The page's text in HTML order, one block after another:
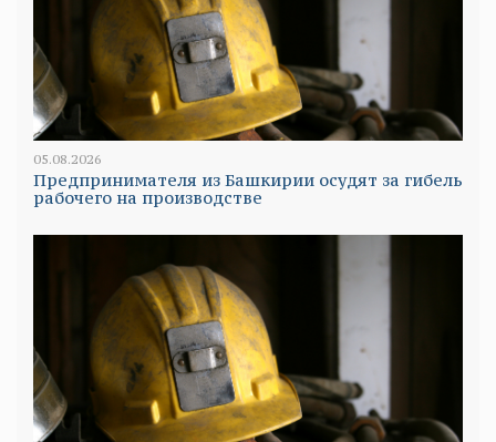
05.08.2026
Предпринимателя из Башкирии осудят за гибель
рабочего на производстве